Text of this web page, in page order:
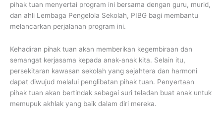
pihak tuan menyertai program ini bersama dengan guru, murid,
dan ahli Lembaga Pengelola Sekolah, PIBG bagi membantu
melancarkan perjalanan program ini.
Kehadiran pihak tuan akan memberikan kegembiraan dan
semangat kerjasama kepada anak-anak kita. Selain itu,
persekitaran kawasan sekolah yang sejahtera dan harmoni
dapat diwujud melalui penglibatan pihak tuan. Penyertaan
pihak tuan akan bertindak sebagai suri teladan buat anak untuk
memupuk akhlak yang baik dalam diri mereka.